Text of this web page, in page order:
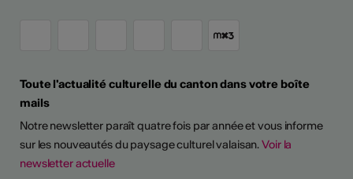
Toute l'actualité culturelle du canton dans votre boîte
mails
Notre newsletter paraît quatre fois par année et vous informe
sur les nouveautés du paysage culturel valaisan.Voir la
newsletter actuelle